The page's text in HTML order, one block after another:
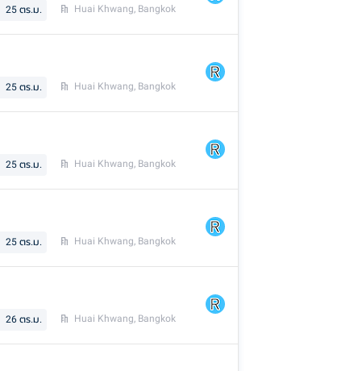
25 ตร.ม. Huai Khwang, Bangkok
25 ตร.ม. Huai Khwang, Bangkok
25 ตร.ม. Huai Khwang, Bangkok
25 ตร.ม. Huai Khwang, Bangkok
26 ตร.ม. Huai Khwang, Bangkok